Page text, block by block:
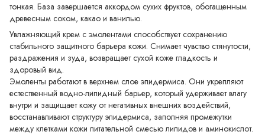
тонкая. База завершается аккордом сухих фруктов, обогащенным
древесным соком, какао и ванилью.
Увлажняющий крем с эмолентами способствует сохранению
стабильного защитного барьера кожи. Снимает чувство стянутости,
раздражения и зуда, возвращает сухой коже гладкость и
здоровый вид.
Эмоленты работают в верхнем слое эпидермиса. Они укрепляют
естественный водно-липидный барьер, который удерживает влагу
внутри и защищает кожу от негативных внешних воздействий,
восстанавливают структуру эпидермиса, заполняя промежутки
между клетками кожи питательной смесью липидов и аминокислот.